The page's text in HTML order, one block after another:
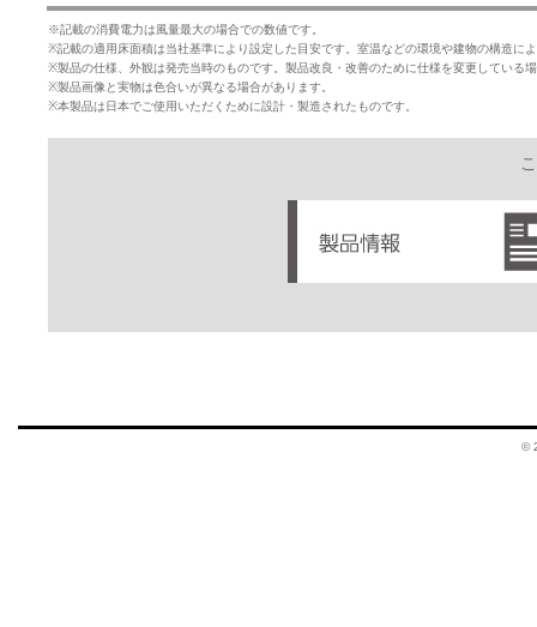
※記載の消費電力は風量最大の場合での数値です。
※記載の適用床面積は当社基準により設定した目安です。室温などの環境や建物の構造に
※製品の仕様、外観は発売当時のものです。製品改良・改善のために仕様を変更している
※製品画像と実物は色合いが異なる場合があります。
※本製品は日本でご使用いただくために設計・製造されたものです。
©